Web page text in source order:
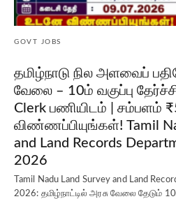
GOVT JOBS
தமிழ்நாடு நில அளவைப்
வேலை – 10ம் வகுப்பு
Clerk பணியிடம் | சம்பளம்
விண்ணப்பியுங்கள்! Tamil
and Land Records
2026
Tamil Nadu Land Survey and Land
2026: தமிழ்நாட்டில் அரசு வேலை தேடும்